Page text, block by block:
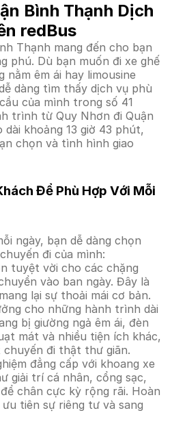
Bình Thạnh Dịch
redBus
Thạnh mang đến cho bạn
phú. Dù bạn muốn đi xe ghế
nằm êm ái hay limousine
dàng tìm thấy dịch vụ phù
của mình trong số 41
trình từ Quy Nhơn đi Quận
khoảng 13 giờ 43 phút,
chọn và tình hình giao
Để Phù Hợp Với Mỗi
ngày, bạn dễ dàng chọn
đi của mình:
tuyệt vời cho các chặng
vào ban ngày. Đây là
lại sự thoải mái cơ bản.
cho những hành trình dài
bị giường ngả êm ái, đèn
mát và nhiều tiện ích khác,
đi thật thư giãn.
đẳng cấp với khoang xe
giải trí cá nhân, cổng sạc,
chân cực kỳ rộng rãi. Hoàn
tiên sự riêng tư và sang